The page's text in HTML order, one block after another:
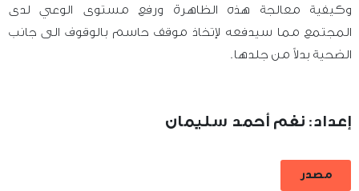
وكيفية معالجة هذه الظاهرة ورفع مستوى الوعي لدى
المجتمع مما سيدفعه لإتخاذ موقف حاسم بالوقوف الى جانب
الضحية بدلاً من جلدها.
إعداد: نغم أحمد سليمان
مصدر